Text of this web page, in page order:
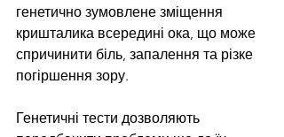
генетично зумовлене зміщення
кришталика всередині ока, що може
спричинити біль, запалення та різке
погіршення зору.
Генетичні тести дозволяють